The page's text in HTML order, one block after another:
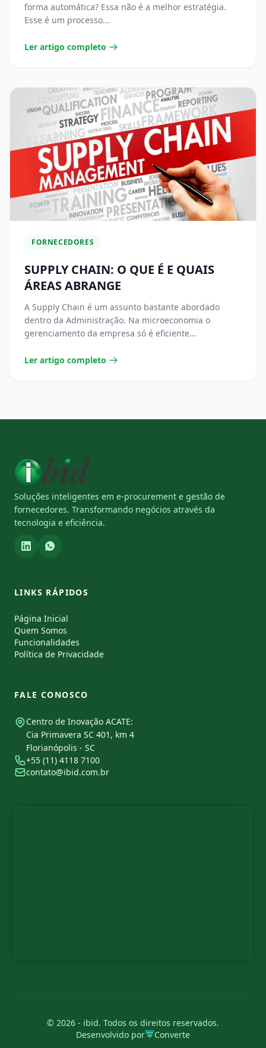
forma automática? Essa não é a melhor estratégia.
Esse é um processo...
Ler artigo completo
FORNECEDORES
SUPPLY CHAIN: O QUE É E QUAIS
ÁREAS ABRANGE
A Supply Chain é um assunto bastante abordado
dentro da Administração. Na microeconomia o
gerenciamento da empresa só é eficiente...
Ler artigo completo
Soluções inteligentes em e-procurement e gestão de
fornecedores. Transformando negócios através da
tecnologia e eficiência.
LINKS RÁPIDOS
Página Inicial
Quem Somos
Funcionalidades
Política de Privacidade
FALE CONOSCO
Centro de Inovação ACATE:
Cia Primavera SC 401, km 4
Florianópolis - SC
+55 (11) 4118 7100
contato@ibid.com.br
© 2026 - ibid. Todos os direitos reservados.
Desenvolvido por
Converte